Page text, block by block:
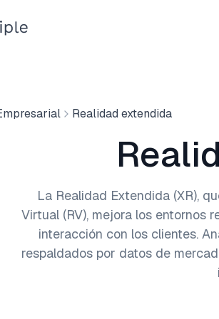
Realidad extendida
La Realidad Extendida (XR),
Virtual (RV), mejora los entornos
interacción con los clientes.
respaldados por datos de